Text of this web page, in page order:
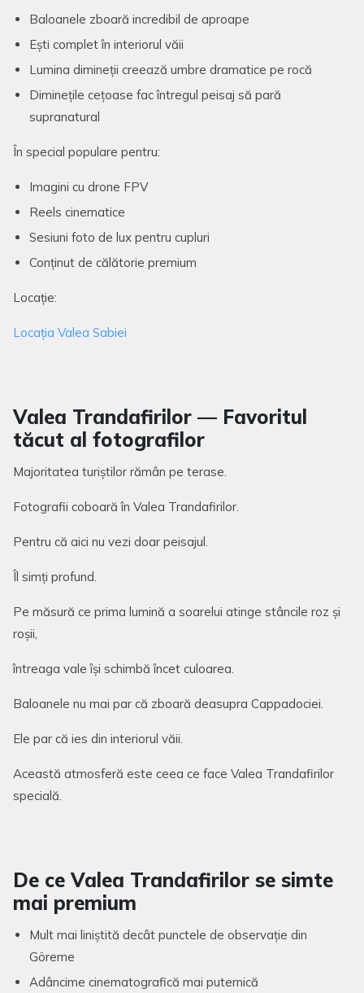
Baloanele zboară incredibil de aproape
Ești complet în interiorul văii
Lumina dimineții creează umbre dramatice pe rocă
Diminețile cețoase fac întregul peisaj să pară
supranatural
În special populare pentru:
Imagini cu drone FPV
Reels cinematice
Sesiuni foto de lux pentru cupluri
Conținut de călătorie premium
Locație:
Locația Valea Sabiei
Valea Trandafirilor — Favoritul
tăcut al fotografilor
Majoritatea turiștilor rămân pe terase.
Fotografii coboară în Valea Trandafirilor.
Pentru că aici nu vezi doar peisajul.
Îl simți profund.
Pe măsură ce prima lumină a soarelui atinge stâncile roz și
roșii,
întreaga vale își schimbă încet culoarea.
Baloanele nu mai par că zboară deasupra Cappadociei.
Ele par că ies din interiorul văii.
Această atmosferă este ceea ce face Valea Trandafirilor
specială.
De ce Valea Trandafirilor se simte
mai premium
Mult mai liniștită decât punctele de observație din
Göreme
Adâncime cinematografică mai puternică